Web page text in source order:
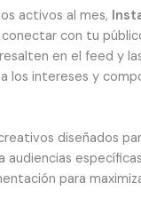
activos al mes,
con tu
en el feed y
los intereses y
diseñados
audiencias específicas
para